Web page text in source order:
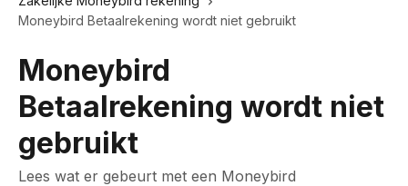
Moneybird Betaalrekening wordt niet gebruikt
Moneybird
Betaalrekening wordt niet
gebruikt
Lees wat er gebeurt met een Moneybird